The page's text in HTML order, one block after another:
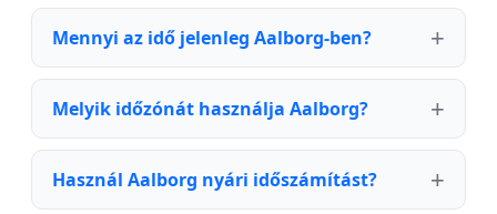
Mennyi az idő jelenleg Aalborg-ben?
Melyik időzónát használja Aalborg?
Használ Aalborg nyári időszámítást?